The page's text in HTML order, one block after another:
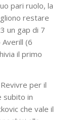
pari ruolo, la
restare
un gap di 7
(6
il primo
per il
subito in
che vale il